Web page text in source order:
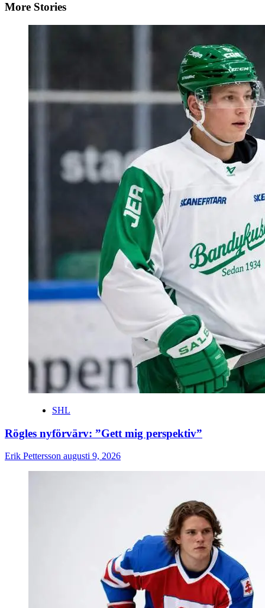
More Stories
SHL
Rögles nyförvärv: ”Gett mig perspektiv”
Erik Pettersson augusti 9, 2026